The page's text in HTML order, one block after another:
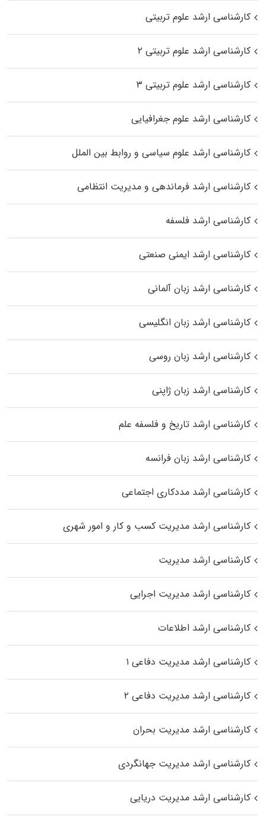
کارشناسی ارشد علوم تربیتی
کارشناسی ارشد علوم تربیتی ۲
کارشناسی ارشد علوم تربیتی ۳
کارشناسی ارشد علوم جغرافیایی
کارشناسی ارشد علوم سیاسی و روابط بین الملل
کارشناسی ارشد فرماندهی و مدیریت انتظامی
کارشناسی ارشد فلسفه
کارشناسی ارشد ایمنی صنعتی
کارشناسی ارشد زبان آلمانی
کارشناسی ارشد زبان انگلیسی
کارشناسی ارشد زبان روسی
کارشناسی ارشد زبان ژاپنی
کارشناسی ارشد تاریخ و فلسفه علم
کارشناسی ارشد زبان فرانسه
کارشناسی ارشد مددکاری اجتماعی
کارشناسی ارشد مدیریت کسب و کار و امور شهری
کارشناسی ارشد مدیریت
کارشناسی ارشد مدیریت اجرایی
کارشناسی ارشد اطلاعات
کارشناسی ارشد مدیریت دفاعی ۱
کارشناسی ارشد مدیریت دفاعی ۲
کارشناسی ارشد مدیریت بحران
کارشناسی ارشد مدیریت جهانگردی
کارشناسی ارشد مدیریت دریایی